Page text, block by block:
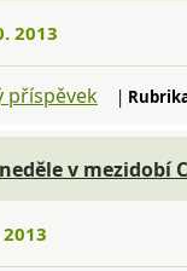
2013
příspěvek |
v mezidobí C